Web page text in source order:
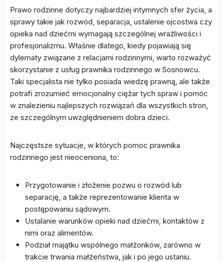
Prawo rodzinne dotyczy najbardziej intymnych sfer życia, a
sprawy takie jak rozwód, separacja, ustalenie ojcostwa czy
opieka nad dziećmi wymagają szczególnej wrażliwości i
profesjonalizmu. Właśnie dlatego, kiedy pojawiają się
dylematy związane z relacjami rodzinnymi, warto rozważyć
skorzystanie z usług prawnika rodzinnego w Sosnowcu.
Taki specjalista nie tylko posiada wiedzę prawną, ale także
potrafi zrozumieć emocjonalny ciężar tych spraw i pomóc
w znalezieniu najlepszych rozwiązań dla wszystkich stron,
ze szczególnym uwzględnieniem dobra dzieci.
Najczęstsze sytuacje, w których pomoc prawnika
rodzinnego jest nieoceniona, to:
Przygotowanie i złożenie pozwu o rozwód lub
separację, a także reprezentowanie klienta w
postępowaniu sądowym.
Ustalanie warunków opieki nad dziećmi, kontaktów z
nimi oraz alimentów.
Podział majątku wspólnego małżonków, zarówno w
trakcie trwania małżeństwa, jak i po jego ustaniu.